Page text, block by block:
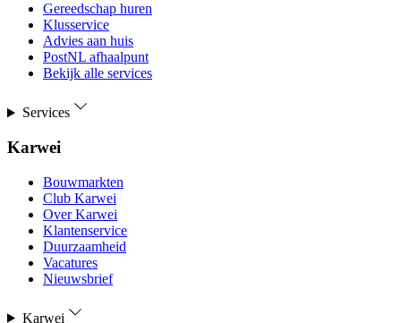
Gereedschap huren
Klusservice
Advies aan huis
PostNL afhaalpunt
Bekijk alle services
Services
Karwei
Bouwmarkten
Club Karwei
Over Karwei
Klantenservice
Duurzaamheid
Vacatures
Nieuwsbrief
Karwei